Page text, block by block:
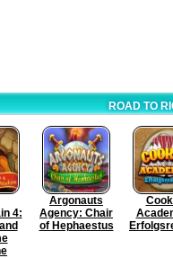
ROAD TO
4:
Argonauts
Agency: Chair
of Hephaestus